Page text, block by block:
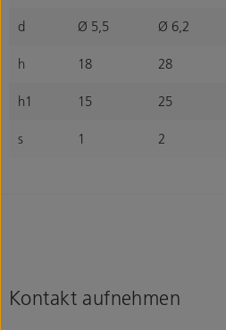
d Ø 5,5 Ø 6,2
h 18 28
h1 15 25
s 1 2
Kontakt aufnehmen